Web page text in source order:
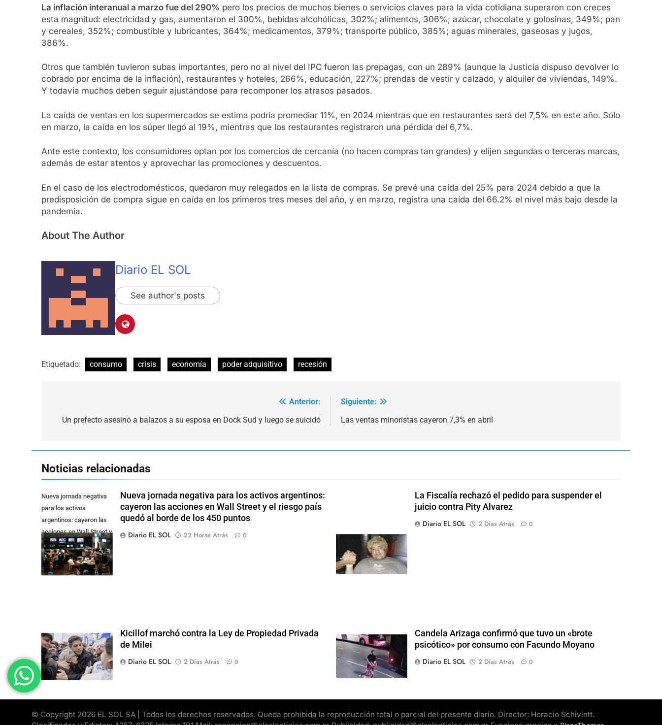
La inflación interanual a marzo fue del 290% pero los precios de muchos bienes o servicios claves para la vida cotidiana superaron con creces
esta magnitud: electricidad y gas, aumentaron el 300%, bebidas alcohólicas, 302%; alimentos, 306%; azúcar, chocolate y golosinas, 349%; pan
y cereales, 352%; combustible y lubricantes, 364%; medicamentos, 379%; transporte público, 385%; aguas minerales, gaseosas y jugos,
386%.
Otros que también tuvieron subas importantes, pero no al nivel del IPC fueron las prepagas, con un 289% (aunque la Justicia dispuso devolver lo
cobrado por encima de la inflación), restaurantes y hoteles, 266%, educación, 227%; prendas de vestir y calzado, y alquiler de viviendas, 149%.
Y todavía muchos deben seguir ajustándose para recomponer los atrasos pasados.
La caída de ventas en los supermercados se estima podría promediar 11%, en 2024 mientras que en restaurantes será del 7,5% en este año. Sólo
en marzo, la caída en los súper llegó al 19%, mientras que los restaurantes registraron una pérdida del 6,7%.
Ante este contexto, los consumidores optan por los comercios de cercanía (no hacen compras tan grandes) y elijen segundas o terceras marcas,
además de estar atentos y aprovechar las promociones y descuentos.
En el caso de los electrodomésticos, quedaron muy relegados en la lista de compras. Se prevé una caída del 25% para 2024 debido a que la
predisposición de compra sigue en caída en los primeros tres meses del año, y en marzo, registra una caída del 66.2% el nivel más bajo desde la
pandemia.
About The Author
Diario EL SOL
See author's posts
Etiquetado: consumo crisis economía poder adquisitivo recesión
de
Anterior:
Un prefecto asesinó a balazos a su esposa en Dock Sud y luego se suicidó
Siguiente:
Las ventas minoristas cayeron 7,3% en abril
Noticias relacionadas
Nueva jornada negativa
para los activos
argentinos: cayeron las
acciones en Wall Street y
el riesgo país quedó al
borde de los 450 punt
Nueva jornada negativa para los activos argentinos:
cayeron las acciones en Wall Street y el riesgo país
quedó al borde de los 450 puntos
Diario EL SOL
22 Horas Atrás 0
La Fiscalía rechazó el pedido para suspender el
juicio contra Pity Alvarez
Diario EL SOL
2 Días Atrás 0
Kicillof marchó contra la Ley de Propiedad Privada
de Milei
Diario EL SOL
2 Días Atrás 0
Candela Arizaga confirmó que tuvo un «brote
psicótico» por consumo con Facundo Moyano
Diario EL SOL
2 Días Atrás 0
© Copyright 2026 EL SOL SA | Todos los derechos reservados. Queda prohibida la reproducción total o parcial del presente diario. Director: Horacio Schivintt.